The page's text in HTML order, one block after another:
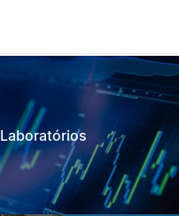
Laboratórios